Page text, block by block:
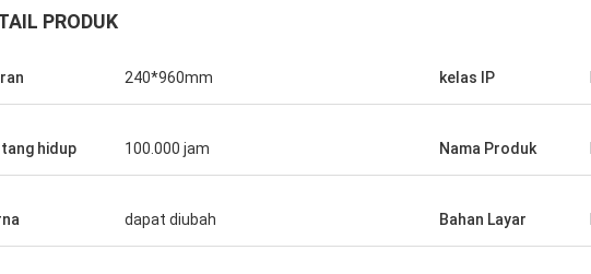
PRODUK
240*960mm kelas IP
hidup 100.000 jam Nama Produk
dapat diubah Bahan Layar